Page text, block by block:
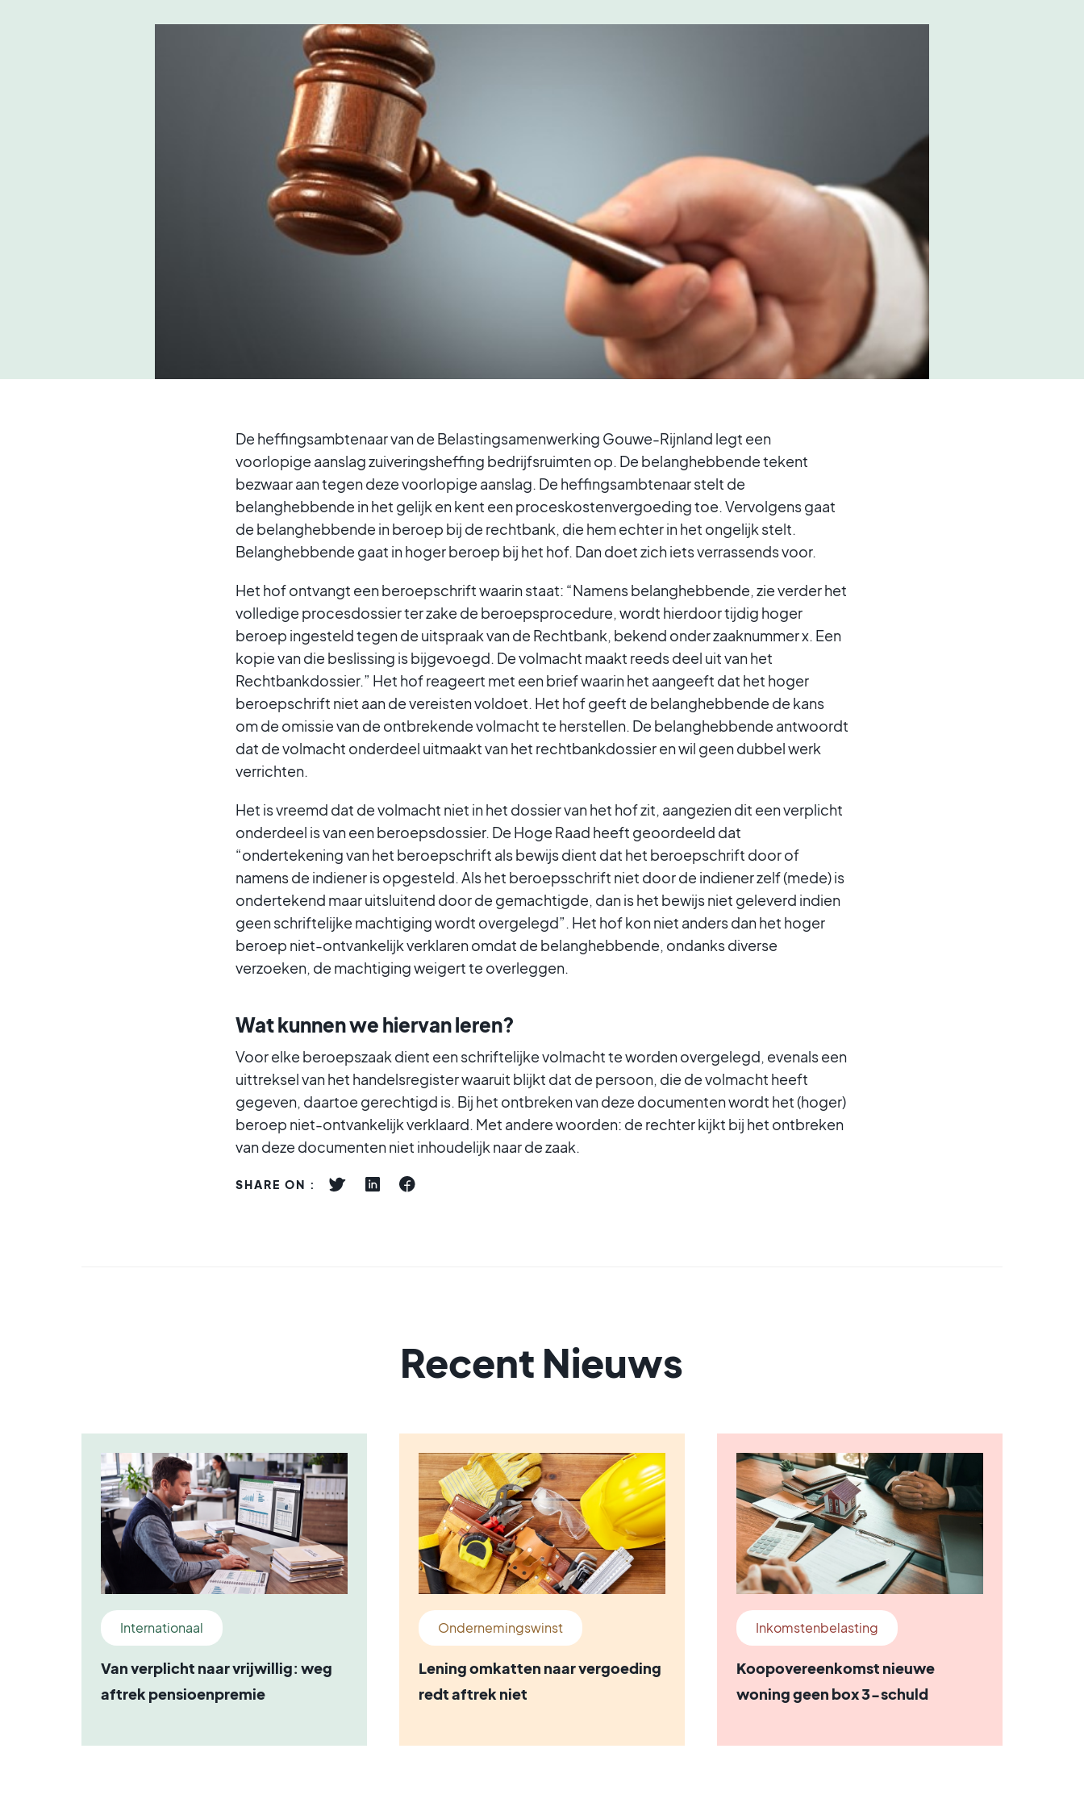
De heffingsambtenaar van de Belastingsamenwerking Gouwe-Rijnland legt een
voorlopige aanslag zuiveringsheffing bedrijfsruimten op. De belanghebbende tekent
bezwaar aan tegen deze voorlopige aanslag. De heffingsambtenaar stelt de
belanghebbende in het gelijk en kent een proceskostenvergoeding toe. Vervolgens gaat
de belanghebbende in beroep bij de rechtbank, die hem echter in het ongelijk stelt.
Belanghebbende gaat in hoger beroep bij het hof. Dan doet zich iets verrassends voor.
Het hof ontvangt een beroepschrift waarin staat: “Namens belanghebbende, zie verder het
volledige procesdossier ter zake de beroepsprocedure, wordt hierdoor tijdig hoger
beroep ingesteld tegen de uitspraak van de Rechtbank, bekend onder zaaknummer x. Een
kopie van die beslissing is bijgevoegd. De volmacht maakt reeds deel uit van het
Rechtbankdossier.” Het hof reageert met een brief waarin het aangeeft dat het hoger
beroepschrift niet aan de vereisten voldoet. Het hof geeft de belanghebbende de kans
om de omissie van de ontbrekende volmacht te herstellen. De belanghebbende antwoordt
dat de volmacht onderdeel uitmaakt van het rechtbankdossier en wil geen dubbel werk
verrichten.
Het is vreemd dat de volmacht niet in het dossier van het hof zit, aangezien dit een verplicht
onderdeel is van een beroepsdossier. De Hoge Raad heeft geoordeeld dat
“ondertekening van het beroepschrift als bewijs dient dat het beroepschrift door of
namens de indiener is opgesteld. Als het beroepsschrift niet door de indiener zelf (mede) is
ondertekend maar uitsluitend door de gemachtigde, dan is het bewijs niet geleverd indien
geen schriftelijke machtiging wordt overgelegd”. Het hof kon niet anders dan het hoger
beroep niet-ontvankelijk verklaren omdat de belanghebbende, ondanks diverse
verzoeken, de machtiging weigert te overleggen.
Wat kunnen we hiervan leren?
Voor elke beroepszaak dient een schriftelijke volmacht te worden overgelegd, evenals een
uittreksel van het handelsregister waaruit blijkt dat de persoon, die de volmacht heeft
gegeven, daartoe gerechtigd is. Bij het ontbreken van deze documenten wordt het (hoger)
beroep niet-ontvankelijk verklaard. Met andere woorden: de rechter kijkt bij het ontbreken
van deze documenten niet inhoudelijk naar de zaak.
SHARE ON :
Recent Nieuws
Internationaal
Van verplicht naar vrijwillig: weg
aftrek pensioenpremie
Ondernemingswinst
Lening omkatten naar vergoeding
redt aftrek niet
Inkomstenbelasting
Koopovereenkomst nieuwe
woning geen box 3-schuld